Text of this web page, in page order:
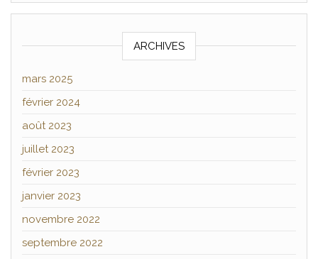
ARCHIVES
mars 2025
février 2024
août 2023
juillet 2023
février 2023
janvier 2023
novembre 2022
septembre 2022